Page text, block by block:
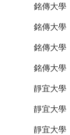
銘傳大學
銘傳大學
銘傳大學
銘傳大學
靜宜大學
靜宜大學
靜宜大學